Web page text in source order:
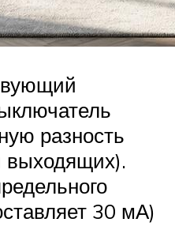
разность
выходящих).
30 мА)